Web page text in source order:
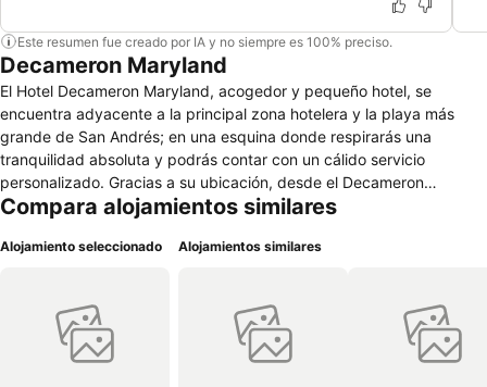
Este resumen fue creado por IA y no siempre es 100% preciso.
Decameron Maryland
El Hotel Decameron Maryland, acogedor y pequeño hotel, se
encuentra adyacente a la principal zona hotelera y la playa más
grande de San Andrés; en una esquina donde respirarás una
tranquilidad absoluta y podrás contar con un cálido servicio
personalizado. Gracias a su ubicación, desde el Decameron
Maryland puedes contemplar una espectacular vista hacia Johnny
el bar de playa. A su alrededor también se encuentran otros hoteles
pasos tendrás la opción de conocer la principal zona comercial, así
como broncear tu cuerpo en la más hermosa playa de la isla, Spratt
Bight, donde en una larga serie de playas de arena blanca el agua
Compara alojamientos similares
Alojamiento seleccionado Alojamientos similares